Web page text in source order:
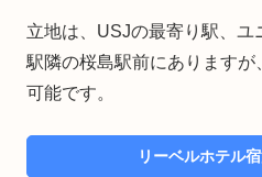
立地は、USJの最寄り駅、ユ
駅隣の桜島駅前にあります
可能です。
リーベルホテル